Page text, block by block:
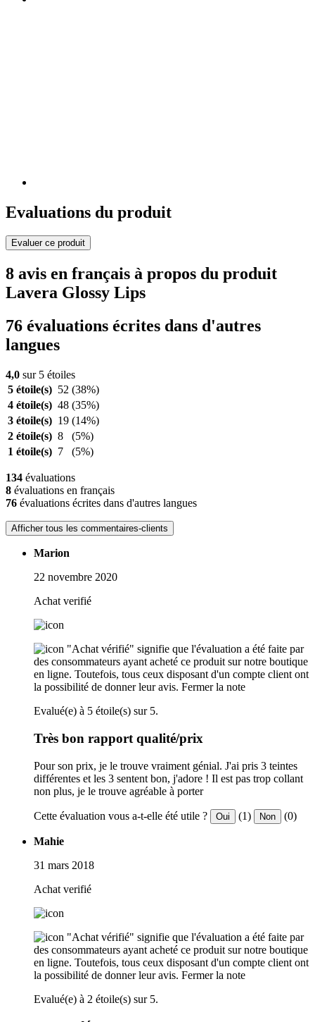
Evaluations du produit
Evaluer ce produit
8 avis en français à propos du produit
Lavera Glossy Lips
76 évaluations écrites dans d'autres
langues
4,0 sur 5 étoiles
5 étoile(s) 52 (38%)
4 étoile(s) 48 (35%)
3 étoile(s) 19 (14%)
2 étoile(s) 8
(5%)
1 étoile(s) 7 (5%)
134 évaluations
8 évaluations en français
76 évaluations écrites dans d'autres langues
Afficher tous les commentaires-clients
Marion
22 novembre 2020
Achat verifié
"Achat vérifié" signifie que l'évaluation a été faite par
des consommateurs ayant acheté ce produit sur notre boutique
en ligne. Toutefois, tous ceux disposant d'un compte client ont
la possibilité de donner leur avis. Fermer la note
Evalué(e) à 5 étoile(s) sur 5.
Très bon rapport qualité/prix
Pour son prix, je le trouve vraiment génial. J'ai pris 3 teintes
différentes et les 3 sentent bon, j'adore ! Il est pas trop collant
non plus, je le trouve agréable à porter
Cette évaluation vous a-t-elle été utile ? Oui (1) Non (0)
Mahie
31 mars 2018
Achat verifié
"Achat vérifié" signifie que l'évaluation a été faite par
des consommateurs ayant acheté ce produit sur notre boutique
en ligne. Toutefois, tous ceux disposant d'un compte client ont
la possibilité de donner leur avis. Fermer la note
Evalué(e) à 2 étoile(s) sur 5.